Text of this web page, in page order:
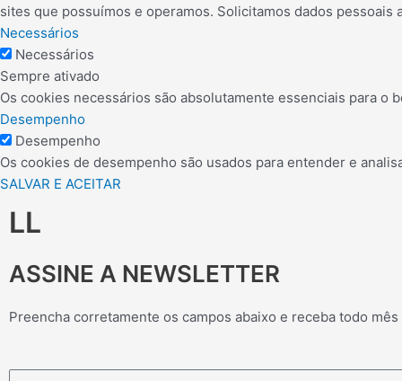
sites que possuímos e operamos. Solicitamos dados pessoais
Necessários
Necessários
Sempre ativado
Os cookies necessários são absolutamente essenciais para
Desempenho
Desempenho
Os cookies de desempenho são usados para entender e
SALVAR E ACEITAR
LL
ASSINE A NEWSLETTER
Preencha corretamente os campos abaixo e receba todo